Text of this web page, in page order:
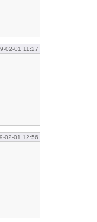
02-01 11:27
02-01 12:56